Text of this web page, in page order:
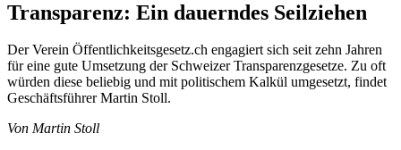
Transparenz: Ein dauerndes Seilziehen
Der Verein Öffentlichkeitsgesetz.ch engagiert sich seit zehn Jahren
für eine gute Umsetzung der Schweizer Transparenzgesetze. Zu oft
würden diese beliebig und mit politischem Kalkül umgesetzt, findet
Geschäftsführer Martin Stoll.
Von Martin Stoll